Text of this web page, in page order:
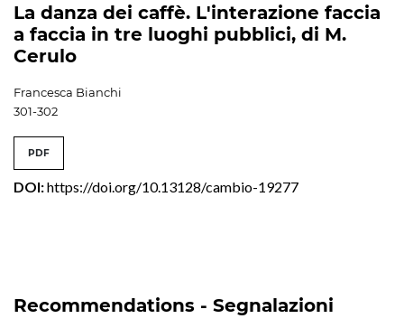
La danza dei caffè. L'interazione faccia
a faccia in tre luoghi pubblici, di M.
Cerulo
Francesca Bianchi
301-302
PDF
DOI:https://doi.org/10.13128/cambio-19277
Recommendations - Segnalazioni